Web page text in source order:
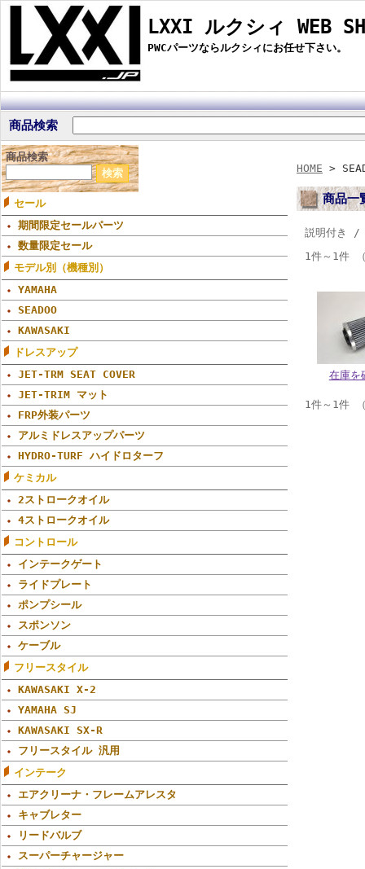
LXXI ルクシィ WEB
PWCパーツならルクシィにお任せ下さい。
商品検索
商品検索
セール
期間限定セールパーツ
数量限定セール
モデル別（機種別）
YAMAHA
SEADOO
KAWASAKI
ドレスアップ
JET-TRM SEAT COVER
JET-TRIM マット
FRP外装パーツ
アルミドレスアップパーツ
HYDRO-TURF ハイドロターフ
ケミカル
2ストロークオイル
4ストロークオイル
コントロール
インテークゲート
ライドプレート
ポンプシール
スポンソン
ケーブル
フリースタイル
KAWASAKI X-2
YAMAHA SJ
KAWASAKI SX-R
フリースタイル 汎用
インテーク
エアクリーナ・フレームアレスタ
キャブレター
リードバルブ
スーパーチャージャー
HOME >
商品一
説明付き
1件～1件
在庫を
1件～1件